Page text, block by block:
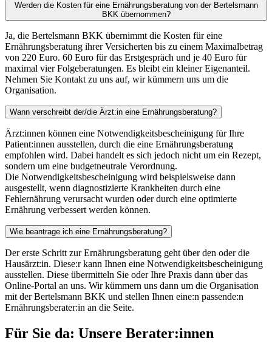
Werden die Kosten für eine Ernährungsberatung von der Bertelsmann
BKK übernommen?
Ja, die Bertelsmann BKK übernimmt die Kosten für eine
Ernährungsberatung ihrer Versicherten bis zu einem Maximalbetrag
von 220 Euro. 60 Euro für das Erstgespräch und je 40 Euro für
maximal vier Folgeberatungen. Es bleibt ein kleiner Eigenanteil.
Nehmen Sie Kontakt zu uns auf, wir kümmern uns um die
Organisation.
Wann verschreibt der/die Ärzt:in eine Ernährungsberatung?
Ärzt:innen können eine Notwendigkeitsbescheinigung für Ihre
Patient:innen ausstellen, durch die eine Ernährungsberatung
empfohlen wird. Dabei handelt es sich jedoch nicht um ein Rezept,
sondern um eine budgetneutrale Verordnung.
Die Notwendigkeitsbescheinigung wird beispielsweise dann
ausgestellt, wenn diagnostizierte Krankheiten durch eine
Fehlernährung verursacht wurden oder durch eine optimierte
Ernährung verbessert werden können.
Wie beantrage ich eine Ernährungsberatung?
Der erste Schritt zur Ernährungsberatung geht über den oder die
Hausärzt:in. Diese:r kann Ihnen eine Notwendigkeitsbescheinigung
ausstellen. Diese übermitteln Sie oder Ihre Praxis dann über das
Online-Portal an uns. Wir kümmern uns dann um die Organisation
mit der Bertelsmann BKK und stellen Ihnen eine:n passende:n
Ernährungsberater:in an die Seite.
Für Sie da: Unsere Berater:innen